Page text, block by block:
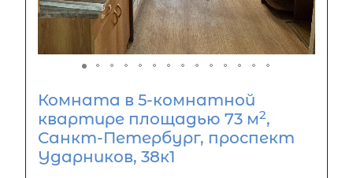
Комната в 5-комнатной
квартире площадью 73 м2,
Санкт-Петербург, проспект
Ударников, 38к1